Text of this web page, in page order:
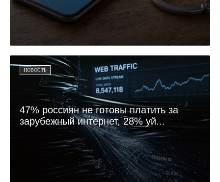
НОВОСТЬ
47% россиян не готовы платить за
зарубежный интернет, 28% уй...